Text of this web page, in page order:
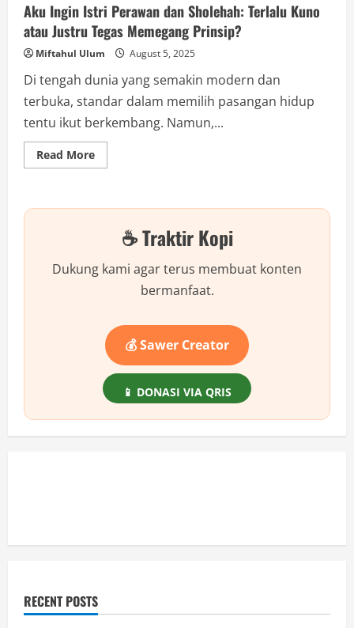
Aku Ingin Istri Perawan dan Sholehah: Terlalu Kuno
atau Justru Tegas Memegang Prinsip?
Miftahul Ulum August 5, 2025
Di tengah dunia yang semakin modern dan
terbuka, standar dalam memilih pasangan hidup
tentu ikut berkembang. Namun,...
Read MoreRead
more
Istri
Sholehah:
Kuno
atau
☕ Traktir Kopi
Dukung kami agar terus membuat konten
bermanfaat.
💰 Sawer Creator
📱 DONASI VIA QRIS
RECENT POSTS